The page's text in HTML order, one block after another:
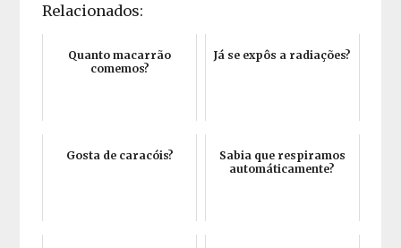
Relacionados:
Quanto macarrão
comemos?
Já se expôs a radiações?
Gosta de caracóis?
Sabia que respiramos
automáticamente?